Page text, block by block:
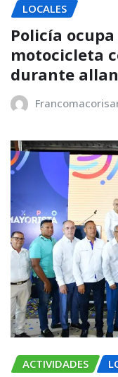
LOCALES
Policía
motocicleta
durante
ACTIVIDADES